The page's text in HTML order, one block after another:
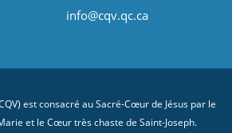
info@cqv.qc.ca
est consacré au Sacré-Cœur de Jésus par le
et le Cœur très chaste de Saint-Joseph.